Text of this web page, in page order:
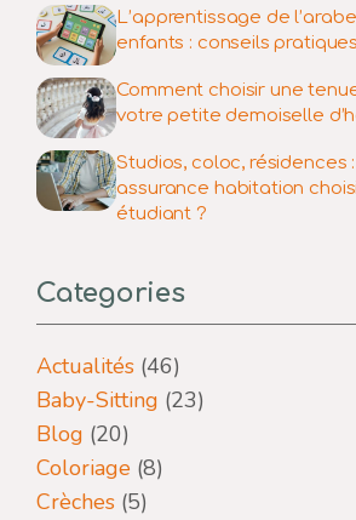
L’apprentissage de
enfants : conseils pratiques
Comment choisir une
votre petite demoiselle
Studios, coloc, résidences
assurance habitation
étudiant ?
Categories
Actualités (46)
Baby-Sitting (23)
Blog (20)
Coloriage (8)
Crèches (5)